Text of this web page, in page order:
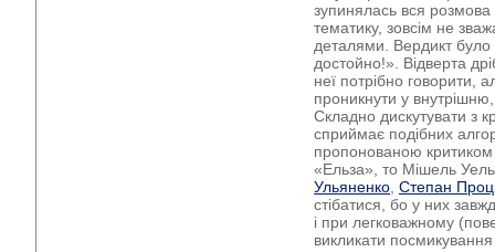
зупинялась вся
тематику, зовсім не
деталями. Вердикт
достойно!». Відверта
неї потрібно говорити,
проникнути у
Складно дискутувати з
сприймає подібних
пропонованою
«Ельза», то Мішель
Ульяненко Степан
стібатися, бо у них
і при легковажному
викликати